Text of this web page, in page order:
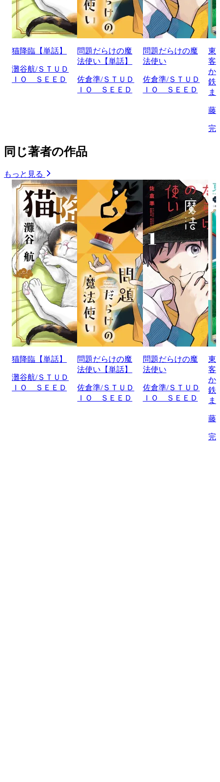
猫降臨【単話】
灘谷航/ＳＴＵＤ
ＩＯ ＳＥＥＤ
問題だらけの魔
法使い【単話】
佐倉準/ＳＴＵＤ
ＩＯ ＳＥＥＤ
問題だらけの魔
法使い
佐倉準/ＳＴＵＤ
ＩＯ ＳＥＥＤ
東
客
か
鉄
ま
藤
完
同じ著者の作品
もっと見る
猫降臨【単話】
灘谷航/ＳＴＵＤ
ＩＯ ＳＥＥＤ
問題だらけの魔
法使い【単話】
佐倉準/ＳＴＵＤ
ＩＯ ＳＥＥＤ
問題だらけの魔
法使い
佐倉準/ＳＴＵＤ
ＩＯ ＳＥＥＤ
東
客
か
鉄
ま
藤
完